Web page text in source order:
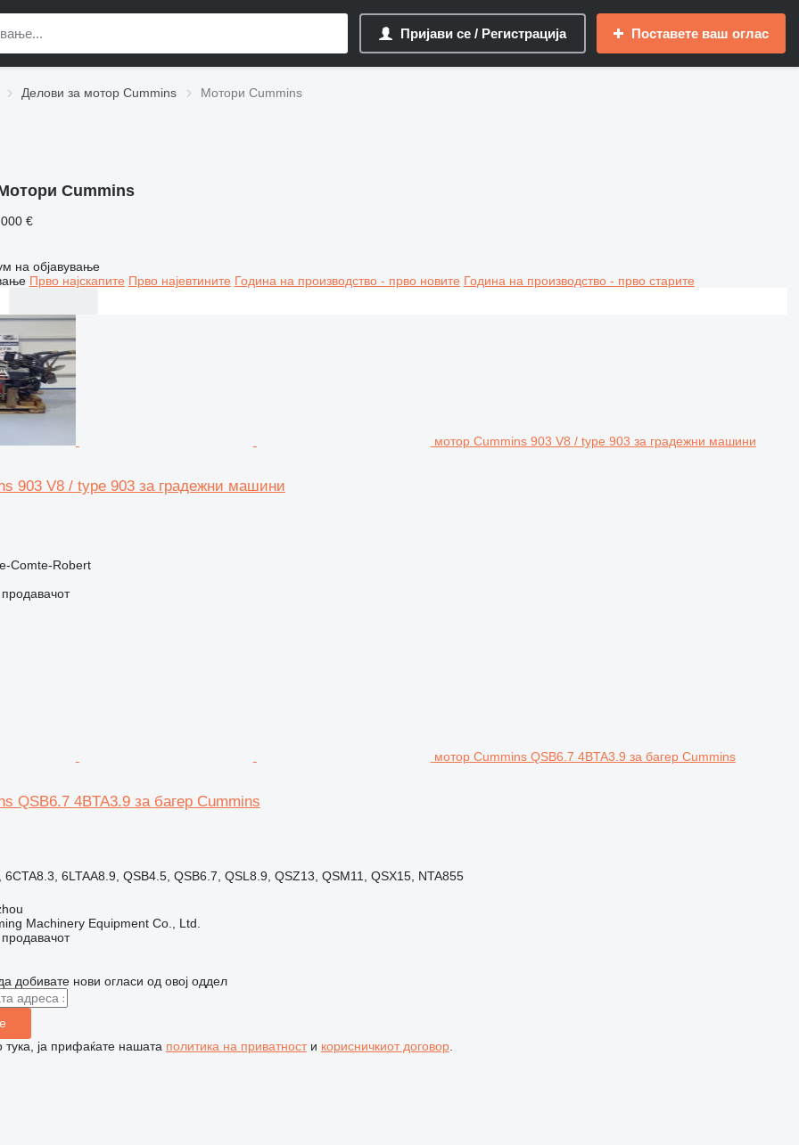
Пријави се / Регистрација Поставете ваш оглас
Делови за мотор Cummins Мотори Cummins
Cummins
€
на објавување
Прво најскапите Прво најевтините Година на производство - прво новите Година на производство - прво старите
мотор Cummins 903 V8 / type 903 за градежни машини
903 V8 / type 903 за градежни машини
Comte-Robert
продавачот
мотор Cummins QSB6.7 4BTA3.9 за багер Cummins
QSB6.7 4BTA3.9 за багер Cummins
6CTA8.3, 6LTAA8.9, QSB4.5, QSB6.7, QSL8.9, QSZ13, QSM11, QSX15, NTA855
Machinery Equipment Co., Ltd.
продавачот
добивате нови огласи од овој оддел
ја прифаќате нашата политика на приватности корисничкиот договор.